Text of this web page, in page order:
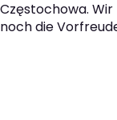
Częstochowa.
noch die